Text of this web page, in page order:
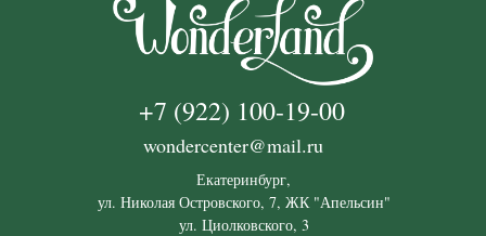
+7 (922) 100-19-00
wondercenter@mail.ru
Екатеринбург,
ул. Николая Островского, 7, ЖК "Апельсин"
ул. Циолковского, 3